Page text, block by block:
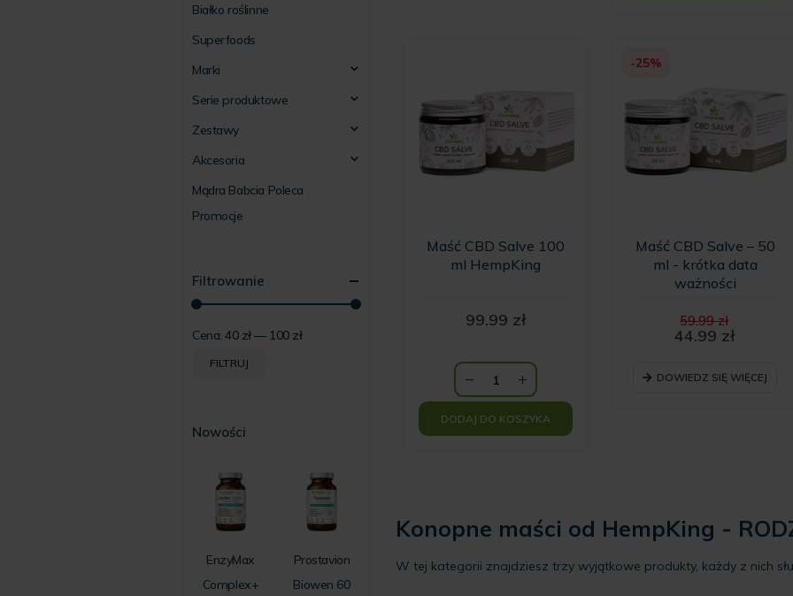
Maść CBD Salve 100
ml HempKing
99.99 zł
DODAJ DO KOSZYKA
-25%
Maść CBD Salve – 50
ml - krótka data
ważności
59.99zł
cena
44.99 zł
wynosi:
DOWIEDZ SIĘ WIĘCEJ
Konopne maści od HempKing -
W tej kategorii znajdziesz trzy wyjątkowe produkty, każdy z nich
Białko roślinne
Superfoods
Marki
Serie produktowe
Zestawy
Akcesoria
Mądra Babcia Poleca
Promocje
Filtrowanie
Cena
CenaFILTRUJ
Cena:40 zł— 100 zł
Nowości
EnzyMax
Complex+
Prostavion
Biowen 60